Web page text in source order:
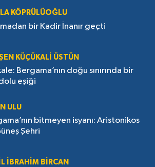
KÖPRÜLÜOĞLU
bir Kadir İnanır geçti
KÜÇÜKALI ÜSTÜN
Bergama’nın doğu sınırında bir
eşiği
ULU
bitmeyen isyanı: Aristonikos
Şehri
İBRAHIM BIRCAN